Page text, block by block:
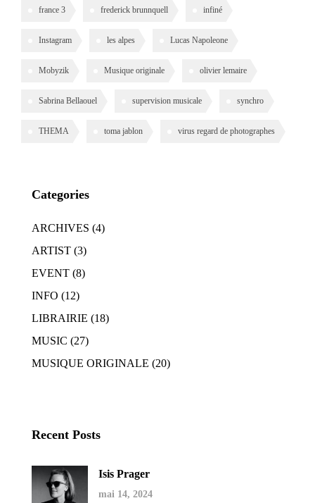
france 3 frederick brunnquell infiné
Instagram les alpes Lucas Napoleone
Mobyzik Musique originale olivier lemaire
Sabrina Bellaouel supervision musicale synchro
THEMA toma jablon virus regard de photographes
Categories
ARCHIVES (4)
ARTIST (3)
EVENT (8)
INFO (12)
LIBRAIRIE (18)
MUSIC (27)
MUSIQUE ORIGINALE (20)
Recent Posts
Isis Prager
mai 14, 2024